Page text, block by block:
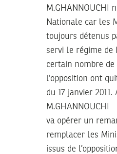
M.GHANNOUCHI
Nationale car les
toujours détenus
servi le régime de
certain nombre de
l’opposition ont
du 17 janvier 2011.
M.GHANNOUCHI
va opérer un
remplacer les
issus de